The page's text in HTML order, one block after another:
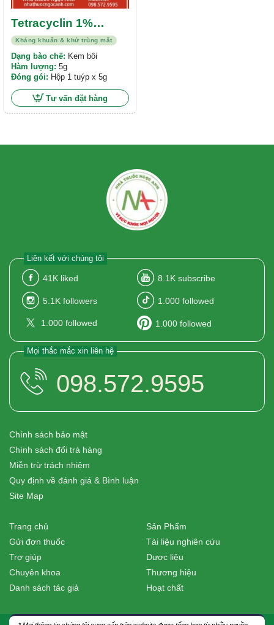
Kháng khuẩn & khử trùng mắt
Tetracyclin 1%
Quapharco
Dạng bào chế: Kem bôi
Hàm lượng: 5g
Đóng gói: Hộp 1 tuýp x 5g
Tư vấn đặt hàng
Liên kết với chúng tôi
41K liked 8.1K subscribe
5.1K followers 1.000 followed
1.000 followed 1.000 followed
Mọi thắc mắc xin liên hệ
098.572.9595
Chính sách bảo mật
Chính sách đổi trả hàng
Miễn trừ trách nhiệm
Quy định về đánh giá & Bình luận
Site Map
Trang chủ
Gửi đơn thuốc
Trợ giúp
Chuyên khoa
Danh sách tác giả
Sản Phẩm
Tài liệu nghiên cứu
Dược liệu
Thương hiệu
Hoạt chất